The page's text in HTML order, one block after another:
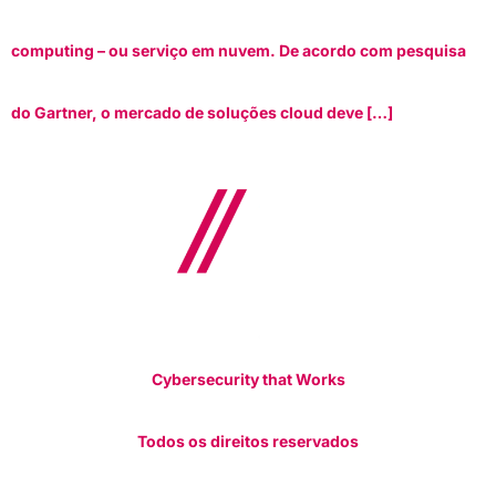
computing – ou serviço em nuvem. De acordo com pesquisa
do Gartner, o mercado de soluções cloud deve […]
Cybersecurity that Works
Todos os direitos reservados